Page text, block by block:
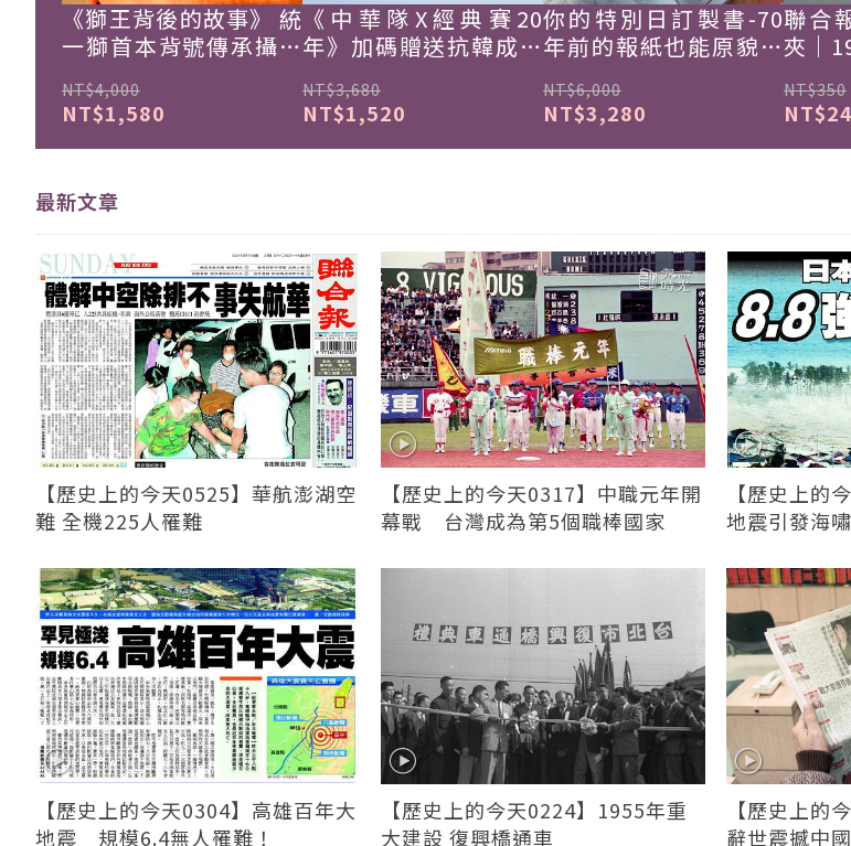
《獅王背後的故事》 統
一獅首本背號傳承攝影
NT$4,000
NT$1,580
《中華隊X經典賽20
年》加碼贈送抗韓成功
NT$3,680
NT$1,520
你的特別日訂製書-70
年前的報紙也能原貌重
NT$6,000
NT$3,280
聯合
夾｜
NT$350
最新文章
【歷史上的今天0525】華航澎湖空
難 全機225人罹難
【歷史上的今天0317】中職元年開
幕戰 台灣成為第5個職棒國家
【歷史上的
地震引發海
【歷史上的今天0304】高雄百年大
地震 規模6.4無人罹難！
【歷史上的今天0224】1955年重
大建設 復興橋通車
【歷史上的
辭世震撼中